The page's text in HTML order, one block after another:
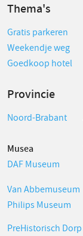
Thema's
Gratis parkeren
Weekendje weg
Goedkoop hotel
Provincie
Noord-Brabant
Musea
DAF Museum
Van Abbemuseum
Philips Museum
PreHistorisch Dorp